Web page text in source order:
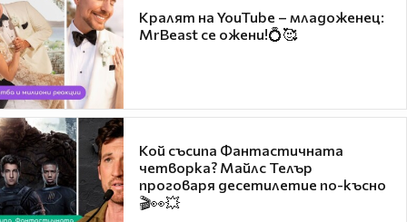
Кралят на YouTube – младоженец:
MrBeast се ожени!💍🥰
Кой съсипа Фантастичната
четворка? Майлс Телър
проговаря десетилетие по-късно
🎬👀💥